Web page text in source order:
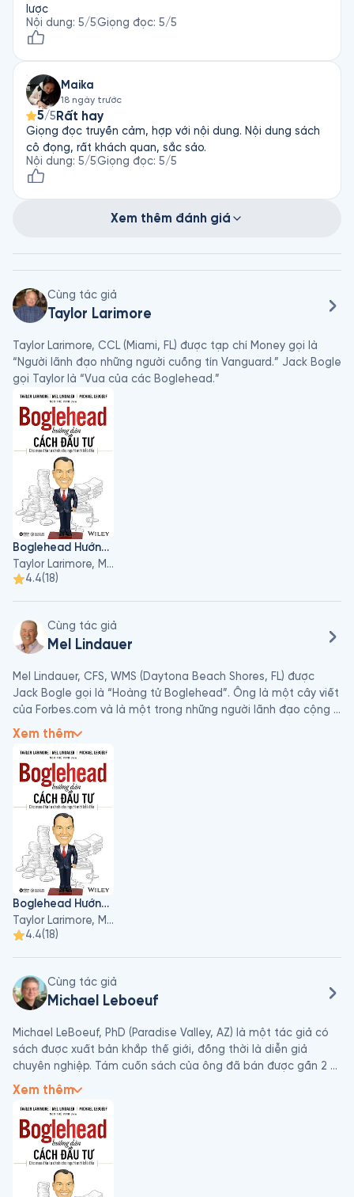
lược
Nội dung: 5/5Giọng đọc: 5/5
Maika
18 ngày trước
5/5 Rất hay
Giọng đọc truyền cảm, hợp với nội dung. Nội dung sách
cô đọng, rất khách quan, sắc sảo.
Nội dung: 5/5Giọng đọc: 5/5
Xem thêm đánh giá
Cùng tác giả
Taylor Larimore
Taylor Larimore, CCL (Miami, FL) được tạp chí Money gọi là
“Người lãnh đạo những người cuồng tín Vanguard.” Jack Bogle
gọi Taylor là “Vua của các Boglehead.”
Boglehead Hướng Dẫn Cách Đầu Tư
Taylor Larimore, Michael Leboeuf, Mel Lindauer
4.4(18)
Cùng tác giả
Mel Lindauer
Mel Lindauer, CFS, WMS (Daytona Beach Shores, FL) được
Jack Bogle gọi là “Hoàng tử Boglehead”. Ông là một cây viết
của Forbes.com và là một trong những người lãnh đạo cộng
đồng Boglehead.
Xem thêm
Boglehead Hướng Dẫn Cách Đầu Tư
Taylor Larimore, Michael Leboeuf, Mel Lindauer
4.4(18)
Cùng tác giả
Michael Leboeuf
Michael LeBoeuf, PhD (Paradise Valley, AZ) là một tác giả có
sách được xuất bản khắp thế giới, đồng thời là diễn giả
chuyên nghiệp. Tám cuốn sách của ông đã bán được gần 2
triệu bản, được dịch ra hơn một tá ngôn ngữ, và được chuyển
Xem thêm